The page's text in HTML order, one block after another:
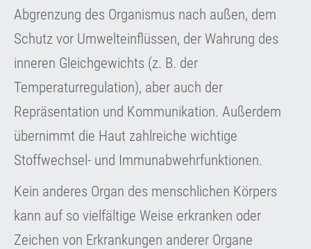
Abgrenzung des Organismus nach außen, dem
Schutz vor Umwelteinflüssen, der Wahrung des
inneren Gleichgewichts (z. B. der
Temperaturregulation), aber auch der
Repräsentation und Kommunikation. Außerdem
übernimmt die Haut zahlreiche wichtige
Stoffwechsel- und Immunabwehrfunktionen.
Kein anderes Organ des menschlichen Körpers
kann auf so vielfältige Weise erkranken oder
Zeichen von Erkrankungen anderer Organe